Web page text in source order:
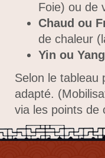
Foie) ou de
Chaud ou
de chaleur
Yin ou Yang
Selon le tableau
adapté.
via les points de